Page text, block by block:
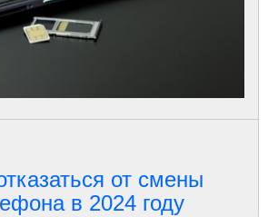
от смены
в 2024 году